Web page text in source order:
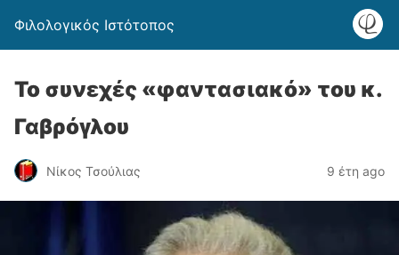
Φιλολογικός Ιστότοπος
Το συνεχές «φαντασιακό» του κ.
Γαβρόγλου
Νίκος Τσούλιας 9 έτη ago